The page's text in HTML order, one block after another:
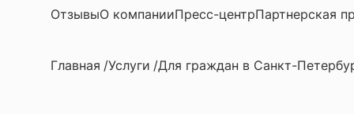
Юрист
ОтзывыО компанииПресс-центрПартнерская
Главная Услуги Для граждан в Санкт-